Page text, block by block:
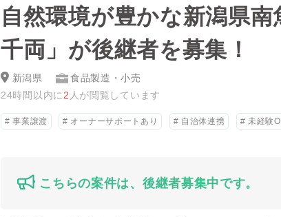
自然環境が豊かな新潟県
千両」が後継者を募集！
新潟県
食品製造・小売
24時間以内に 2 人が閲覧しています
事業譲渡 オーナーサポートあり 自治体連携 未経験
こちらの案件は、後継者募集中です。